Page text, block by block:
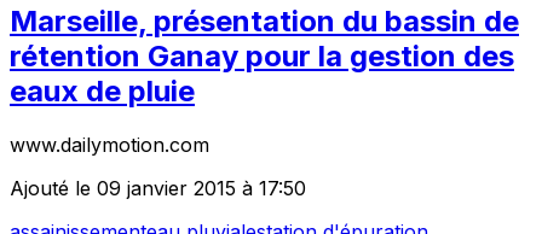
Marseille, présentation du bassin de
rétention Ganay pour la gestion des
eaux de pluie
www.dailymotion.com
Ajouté le 09 janvier 2015 à 17:50